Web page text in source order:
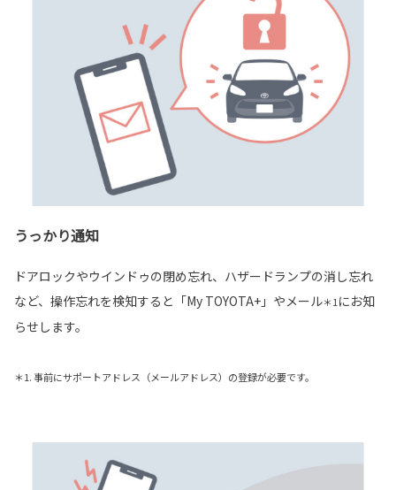
うっかり通知
ドアロックやウインドゥの閉め忘れ、ハザードランプの消し忘れ
など、操作忘れを検知すると「My TOYOTA+」やメール＊1にお知
らせします。
＊1. 事前にサポートアドレス（メールアドレス）の登録が必要です。